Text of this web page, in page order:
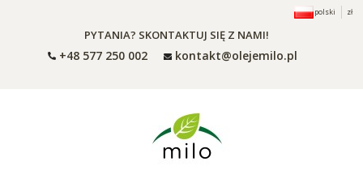
polski zł
PYTANIA? SKONTAKTUJ SIĘ Z NAMI!
+48 577 250 002 kontakt@olejemilo.pl